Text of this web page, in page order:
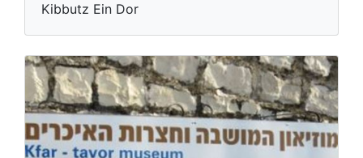
Kibbutz Ein Dor